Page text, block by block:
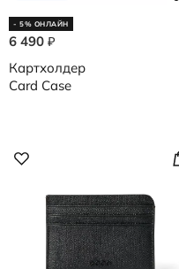
- 5% ОНЛАЙН
6 490 ₽
Картхолдер
Card Case